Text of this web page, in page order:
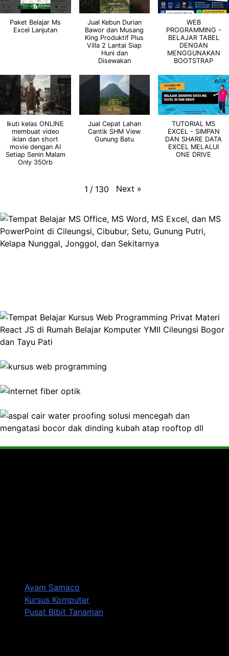
Paket Belajar Ms
Excel Lanjutan
Jual Kebun Durian
Bawor dan Musang
King Produktif Plus
Villa 2 Lantai Siap
Huni dan
Disewakan
WEB
PROGRAMMING -
BELAJAR TABEL
DENGAN
MENGGUNAKAN
BOOTSTRAP
Ikuti kelas ONLINE
membuat video
iklan dan short
movie dengan AI
Setiap Senin Malam
Only 350rb
Jual Cepat Lahan
Cantik SHM View
Gunung Batu
TUTORIAL MS
EXCEL - SIMPAN
DAN SHARE DATA
EXCEL MELALUI
ONE DRIVE
1 / 130 Next »
Ayam Samaco
Kursus Komputer
Pusat Bibit Tanaman